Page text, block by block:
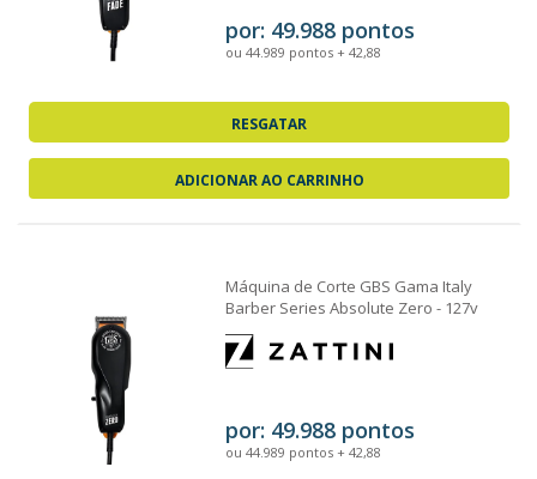
por: 49.988 pontos
ou 44.989 pontos + 42,88
RESGATAR
ADICIONAR AO CARRINHO
Máquina de Corte GBS Gama Italy
Barber Series Absolute Zero - 127v
por: 49.988 pontos
ou 44.989 pontos + 42,88